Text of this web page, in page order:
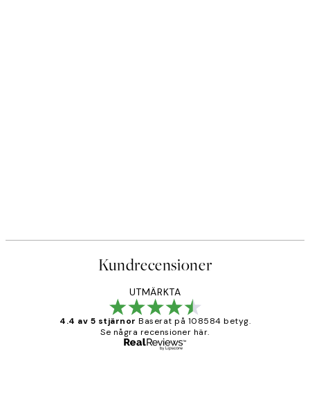
Kundrecensioner
UTMÄRKTA
4.4 av 5 stjärnor Baserat på 108584 betyg.
Se några recensioner här.